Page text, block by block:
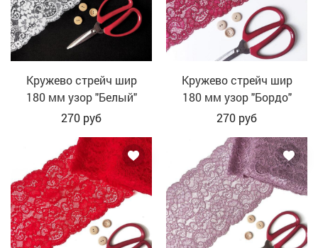
Кружево стрейч шир
180 мм узор "Белый"
270 руб
Кружево стрейч шир
180 мм узор "Бордо"
270 руб